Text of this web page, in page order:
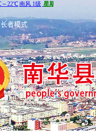
长者模式